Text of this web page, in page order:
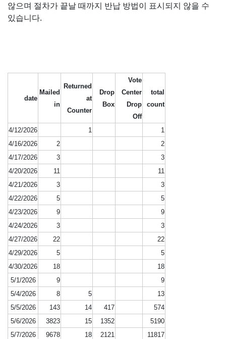
않으며 절차가 끝날 때까지 반납 방법이 표시되지 않을 수
있습니다.
date
Mailed
in
Returned
at
Counter
Drop
Box
Vote
Center
Drop
Off
total
count
4/12/2026 1
1
4/16/2026
2
2
4/17/2026
3
3
4/20/2026
11
11
4/21/2026
3
3
4/22/2026
5
5
4/23/2026
9
9
4/24/2026
3
3
4/27/2026
22
22
4/29/2026
5
5
4/30/2026
18
18
5/1/2026
9
9
5/4/2026
8 5
13
5/5/2026
143 14 417
574
5/6/2026
3823 15 1352
5190
5/7/2026
9678 18 2121
11817